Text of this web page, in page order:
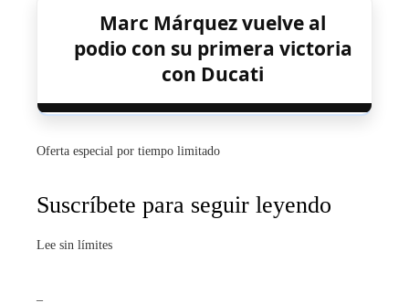
Marc Márquez vuelve al
podio con su primera victoria
con Ducati
Oferta especial por tiempo limitado
Suscríbete para seguir leyendo
Lee sin límites